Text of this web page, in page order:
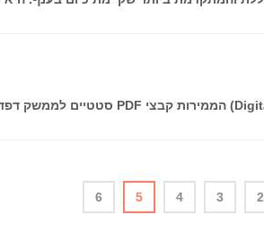
2
3
4
5
6